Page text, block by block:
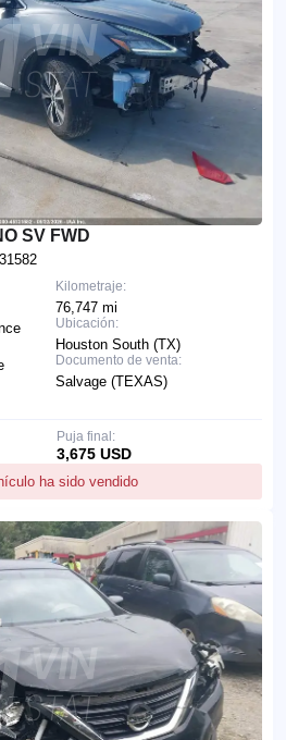
SV FWD
Kilometraje:
76,747 mi
Ubicación:
Houston South (TX)
Documento de venta:
Salvage (TEXAS)
ha sido vendido
Puja final:
3,675 USD